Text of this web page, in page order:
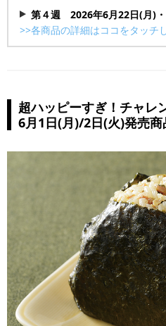
増量 99ｇ
ローソンオリジナル えびみり
ローソンオリジナル ミニ瀬戸
プ）
盛りすぎ！ふわ濃チーズケー
ローソンオリジナル てっげう
ローソンオリジナル チェダー
鱈® 51％増量 58g
ローソンオリジナル ジャッキ
マンダム GATSBY アイスボデ
合わせすぎ！ソース＆塩焼そ
合わせすぎ！カツ×フランクカ
第４週 2026年6月22日(月)・
>>各商品の詳細はココをタッチ
でかなんこつ入りつくね棒
盛りすぎ！どらもっち あんこ
激めんワンタンメン わかめ醤
かむかむシャインマスカット
ギンビス たべっ子どうぶつ
末広製菓 パンの耳ラスクソフ
ローソンオリジナル 麦茶
ローソンオリジナル ルイボ
合わせすぎ！あらびきソーセ
パン
超ハッピーすぎ！チャ
6月1日(月)/2日(火)発売商